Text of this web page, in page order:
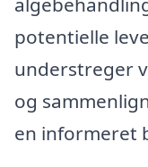
potentielle
understreger
og
en informeret